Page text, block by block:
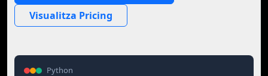
Visualitza Pricing
Python